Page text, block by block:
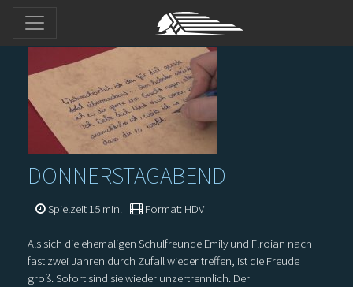
DONNERSTAGABEND
Spielzeit 15 min. Format: HDV
Als sich die ehemaligen Schulfreunde Emily und Flroian nach
fast zwei Jahren durch Zufall wieder treffen, ist die Freude
groß. Sofort sind sie wieder unzertrennlich. Der